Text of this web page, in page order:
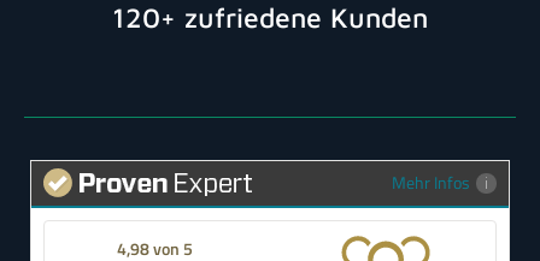
120+ zufriedene Kunden
Mehr Infos
4,98 von 5